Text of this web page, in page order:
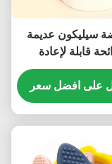
سيليكون عديمة
قابلة لإعادة
، لعبة تسنين
متعددة الأغراض
على افضل سعر